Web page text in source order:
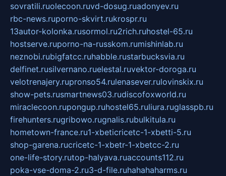
sovratili.ruolecoon.ruvd-dosug.ruadonyev.ru
rbc-news.ruporno-skvirt.rukrospr.ru
13autor-kolonka.rusormol.ru2rich.ruhostel-65.ru
hostserve.ruporno-na-russkom.rumishinlab.ru
neznobi.rubigfatcc.ruhabble.rustarbucksvia.ru
delfinet.rusilvernano.ruelestal.ruvektor-doroga.ru
velotrenajery.rupronso54.rulenasever.rulovinskix.ru
show-pets.rusmartnews03.rudiscofoxworld.ru
miraclecoon.rupongup.ruhostel65.ruliura.ruglasspb.ru
firehunters.rugribowo.rugnalis.rubulkitula.ru
hometown-france.ru1-xbeticricetc-1-xbetti-5.ru
shop-garena.rucricetc-1-xbetr-1-xbetcc-2.ru
one-life-story.rutop-halyava.ruaccounts112.ru
poka-vse-doma-2.ru3-d-file.ruhahahaharms.ru